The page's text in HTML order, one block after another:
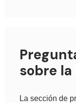
sobre la
La sección de